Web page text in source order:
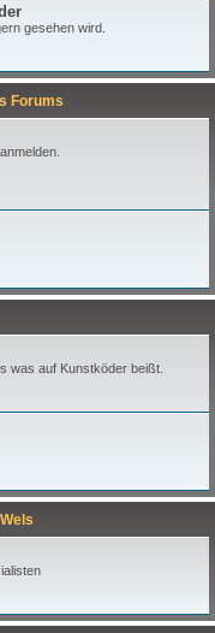
gesehen wird.
Forums
was auf Kunstköder beißt.